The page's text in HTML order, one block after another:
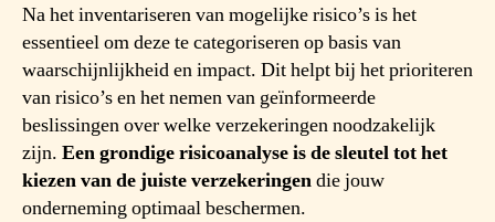
Na het inventariseren van mogelijke risico’s is het
essentieel om deze te categoriseren op basis van
waarschijnlijkheid en impact. Dit helpt bij het prioriteren
van risico’s en het nemen van geïnformeerde
beslissingen over welke verzekeringen noodzakelijk
zijn. Een grondige risicoanalyse is de sleutel tot het
kiezen van de juiste verzekeringendie jouw
onderneming optimaal beschermen.